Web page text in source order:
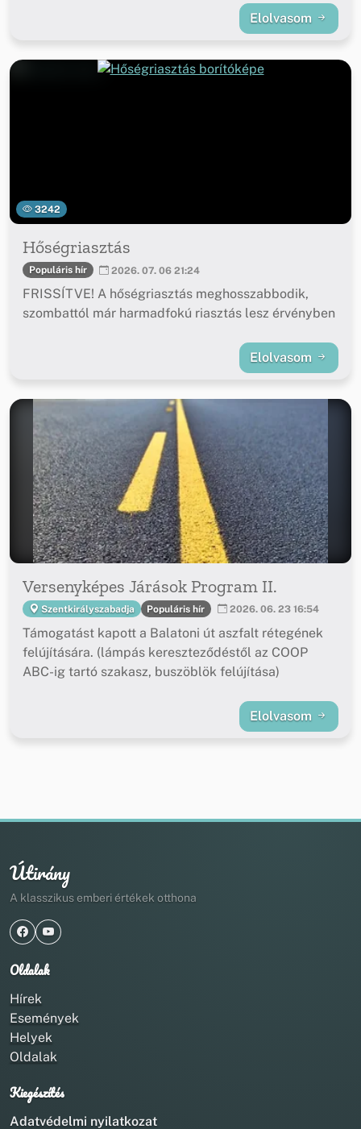
Elolvasom
3242
Hőségriasztás
Populáris hír 2026. 07. 06 21:24
FRISSÍTVE! A hőségriasztás meghosszabbodik,
szombattól már harmadfokú riasztás lesz érvényben
Elolvasom
Versenyképes Járások Program II.
Szentkirályszabadja Populáris hír 2026. 06. 23 16:54
Támogatást kapott a Balatoni út aszfalt rétegének
felújítására. (lámpás kereszteződéstől az COOP
ABC-ig tartó szakasz, buszöblök felújítása)
Elolvasom
Útirány
A klasszikus emberi értékek otthona
Oldalak
Hírek
Események
Helyek
Oldalak
Kiegészítés
Adatvédelmi nyilatkozat